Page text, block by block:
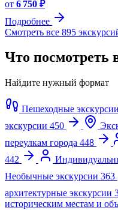
от 6 750 ₽
Подробнее
Смотреть все 895
Что посмотреть
Найдите нужный формат
Пешеходные экскурсии
экскурсии 450
переулкам города 448
442
Необычные экскурсии 363
архитектурные экскурсии
историческим местам и